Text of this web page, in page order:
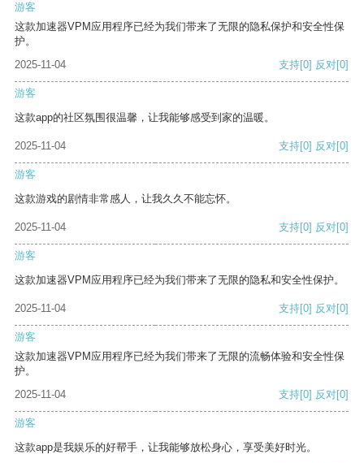
游客
这款加速器VPM应用程序已经为我们带来了无限的隐私保护和安全性保
护。
2025-11-04
支持[0] 反对[0]
游客
这款app的社区氛围很温馨，让我能够感受到家的温暖。
2025-11-04 支持[0] 反对[0]
游客
这款游戏的剧情非常感人，让我久久不能忘怀。
2025-11-04 支持[0] 反对[0]
游客
这款加速器VPM应用程序已经为我们带来了无限的隐私和安全性保护。
2025-11-04 支持[0] 反对[0]
游客
这款加速器VPM应用程序已经为我们带来了无限的流畅体验和安全性保
护。
2025-11-04
支持[0] 反对[0]
游客
这款app是我娱乐的好帮手，让我能够放松身心，享受美好时光。